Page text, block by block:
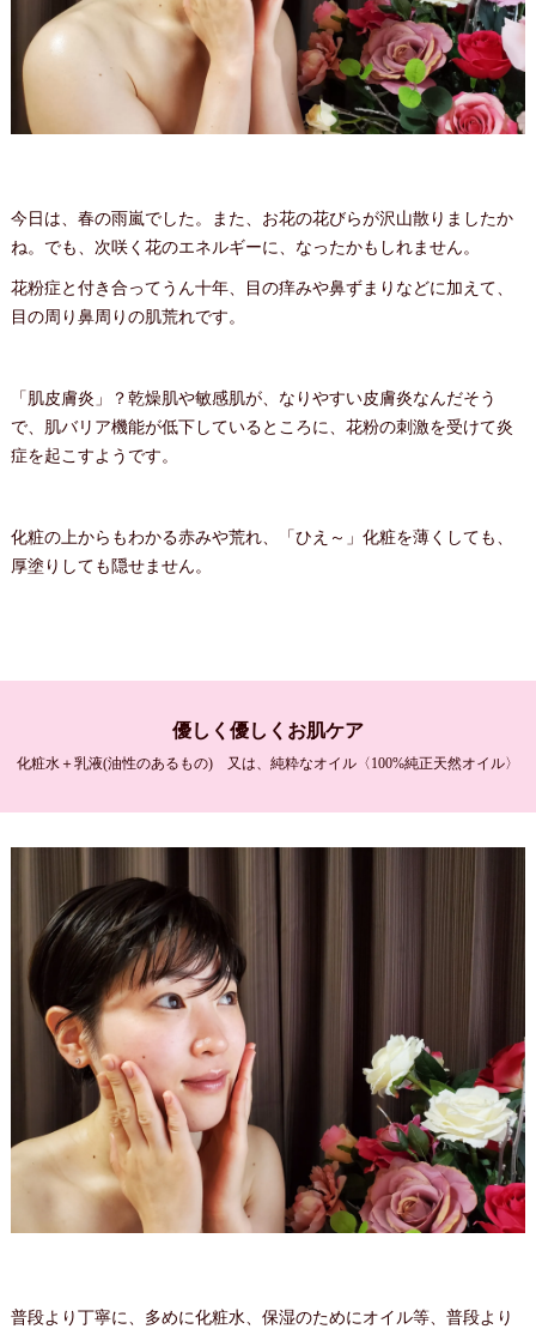
今日は、春の雨嵐でした。また、お花の花びらが沢山散りましたか
ね。でも、次咲く花のエネルギーに、なったかもしれません。
花粉症と付き合ってうん十年、目の痒みや鼻ずまりなどに加えて、
目の周り鼻周りの肌荒れです。
「肌皮膚炎」？乾燥肌や敏感肌が、なりやすい皮膚炎なんだそう
で、肌バリア機能が低下しているところに、花粉の刺激を受けて炎
症を起こすようです。
化粧の上からもわかる赤みや荒れ、「ひえ～」化粧を薄くしても、
厚塗りしても隠せません。
優しく優しくお肌ケア
化粧水＋乳液(油性のあるもの) 又は、純粋なオイル〈100%純正天然オイル〉
普段より丁寧に、多めに化粧水、保湿のためにオイル等、普段より